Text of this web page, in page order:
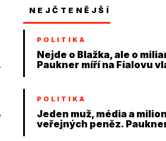
NEJČTENĚJŠÍ
POLITIKA
Nejde o Blažka, ale o
Paukner míří na Fialovu
POLITIKA
Jeden muž, média a
veřejných peněz.
systém